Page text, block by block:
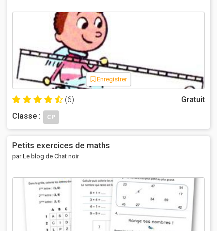
Enregistrer
(6)
Gratuit
Classe :
CP
Petits exercices de maths
par Le blog de Chat noir